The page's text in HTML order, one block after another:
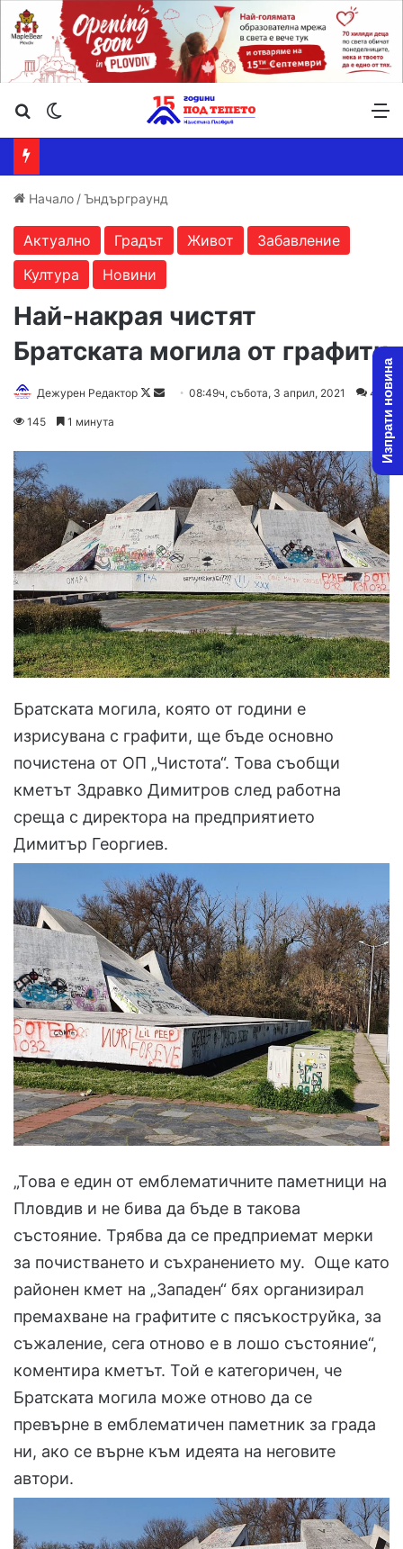
Търсене ...
Начало /Ъндърграунд
Актуално Градът Живот
Забавление
Култура
Новини
Най-накрая чистят
Братската могила от графити
Дежурен Редактор
F
w
n
X
n
m
a
i
l
08:49ч, събота, 3 април, 2021 4
145 1 минута
Братската могила, която от години е
изрисувана с графити, ще бъде основно
почистена от ОП „Чистота“. Това съобщи
кметът Здравко Димитров след работна
среща с директора на предприятието
Димитър Георгиев.
„Това е един от емблематичните паметници на
Пловдив и не бива да бъде в такова
състояние. Трябва да се предприемат мерки
за почистването и съхранението му. Още като
районен кмет на „Западен“ бях организирал
премахване на графитите с пясъкоструйка, за
съжаление, сега отново e в лошо състояние“,
коментира кметът. Той е категоричен, че
Братската могила може отново да се
превърне в емблематичен паметник за града
ни, ако се върне към идеята на неговите
автори.
Изпрати новина